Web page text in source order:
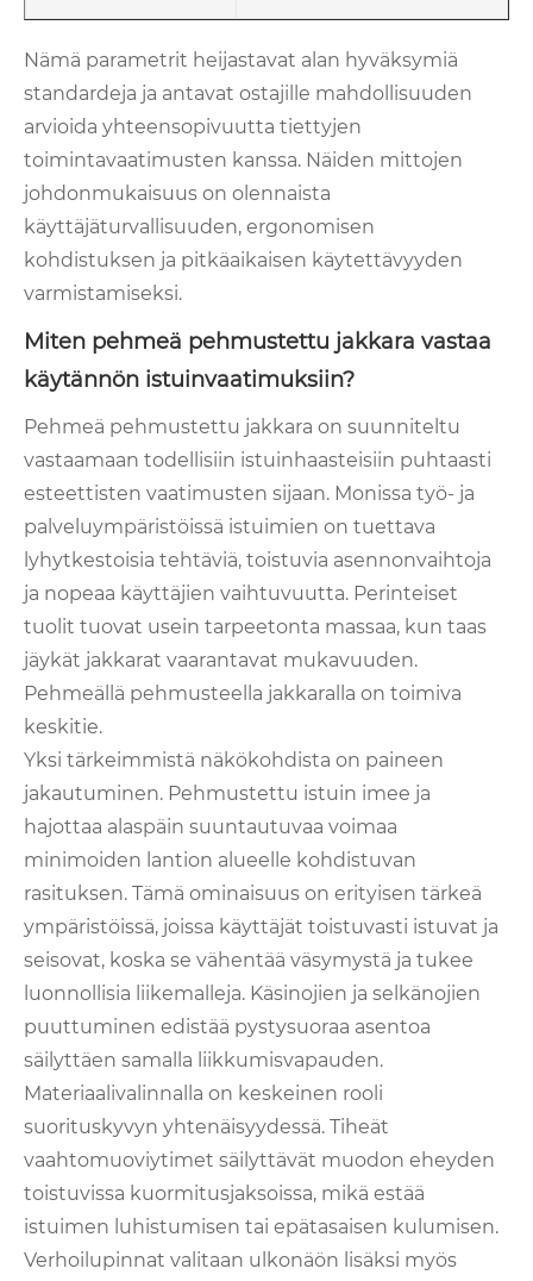
Nämä parametrit heijastavat alan hyväksymiä
standardeja ja antavat ostajille mahdollisuuden
arvioida yhteensopivuutta tiettyjen
toimintavaatimusten kanssa. Näiden mittojen
johdonmukaisuus on olennaista
käyttäjäturvallisuuden, ergonomisen
kohdistuksen ja pitkäaikaisen käytettävyyden
varmistamiseksi.
Miten pehmeä pehmustettu jakkara vastaa
käytännön istuinvaatimuksiin?
Pehmeä pehmustettu jakkara on suunniteltu
vastaamaan todellisiin istuinhaasteisiin puhtaasti
esteettisten vaatimusten sijaan. Monissa työ- ja
palveluympäristöissä istuimien on tuettava
lyhytkestoisia tehtäviä, toistuvia asennonvaihtoja
ja nopeaa käyttäjien vaihtuvuutta. Perinteiset
tuolit tuovat usein tarpeetonta massaa, kun taas
jäykät jakkarat vaarantavat mukavuuden.
Pehmeällä pehmusteella jakkaralla on toimiva
keskitie.
Yksi tärkeimmistä näkökohdista on paineen
jakautuminen. Pehmustettu istuin imee ja
hajottaa alaspäin suuntautuvaa voimaa
minimoiden lantion alueelle kohdistuvan
rasituksen. Tämä ominaisuus on erityisen tärkeä
ympäristöissä, joissa käyttäjät toistuvasti istuvat ja
seisovat, koska se vähentää väsymystä ja tukee
luonnollisia liikemalleja. Käsinojien ja selkänojien
puuttuminen edistää pystysuoraa asentoa
säilyttäen samalla liikkumisvapauden.
Materiaalivalinnalla on keskeinen rooli
suorituskyvyn yhtenäisyydessä. Tiheät
vaahtomuoviytimet säilyttävät muodon eheyden
toistuvissa kuormitusjaksoissa, mikä estää
istuimen luhistumisen tai epätasaisen kulumisen.
Verhoilupinnat valitaan ulkonäön lisäksi myös